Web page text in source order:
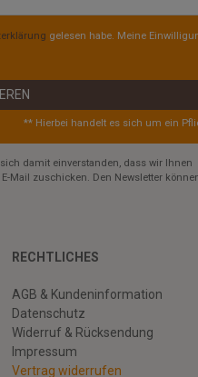
gelesen habe. Meine
** Hierbei handelt es sich um ein
damit einverstanden, dass wir Ihnen
Mail zuschicken. Den Newsletter
RECHTLICHES
AGB & Kundeninformation
Datenschutz
Widerruf & Rücksendung
Impressum
Vertrag widerrufen